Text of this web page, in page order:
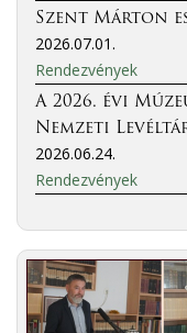
Szent Márton
2026.07.01.
Rendezvények
A 2026. évi
Nemzeti
2026.06.24.
Rendezvények